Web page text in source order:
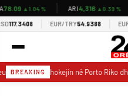
▲1.04 % ARI4,316▲0.39 %
117.3408 EUR/TRY54.9388 EUR/
BREAKING
i rrugës sjell hokejin në Porto Riko